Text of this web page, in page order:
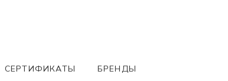
СЕРТИФИКАТЫ БРЕНДЫ